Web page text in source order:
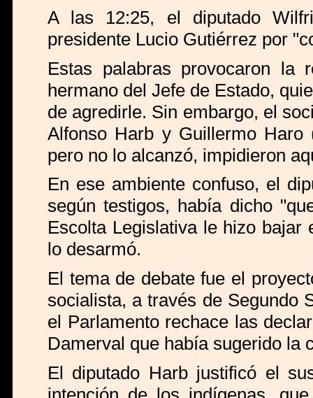
A las 12:25, el diputado
presidente Lucio Gutiérrez por
Estas palabras provocaron la
hermano del Jefe de Estado,
de agredirle. Sin embargo, el
Alfonso Harb y Guillermo
pero no lo alcanzó, impidieron
En ese ambiente confuso, el
según testigos, había dicho
Escolta Legislativa le hizo
lo desarmó.
El tema de debate fue el
socialista, a través de Segundo
el Parlamento rechace las
Damerval que había sugerido la
El diputado Harb justificó el